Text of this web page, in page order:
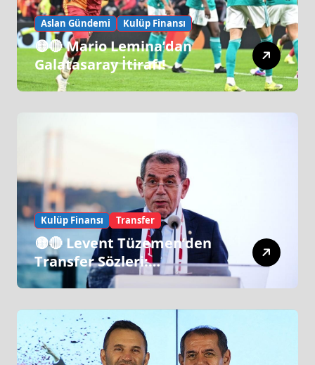
Aslan Gündemi Kulüp Finansı
🟡🔴 Mario Lemina’dan
Galatasaray İtirafı!
Kulüp Finansı Transfer
🟡🔴 Levent Tüzemen’den
Transfer Sözleri:
“Galatasaray’ın Zirve